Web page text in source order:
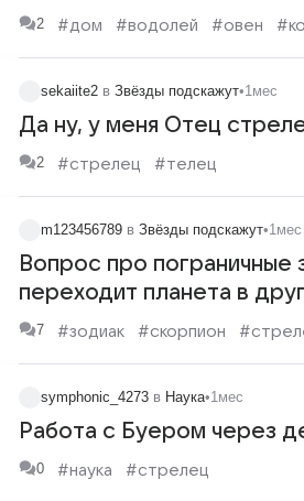
2 #дом #водолей #овен
sekaiite2 в Звёзды подскажут•1мес
Да ну, у меня Отец
2 #стрелец #телец
m123456789 в Звёзды подскажут•1мес
Вопрос про пограничные
переходит планета в
7 #зодиак #скорпион
symphonic_4273 в Наука•1мес
Работа с Буером через
0 #наука #стрелец